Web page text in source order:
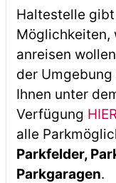
Haltestelle
Möglichkeiten,
anreisen
der
Ihnen unter
Verfügung
alle
Parkfelder,
Parkgaragen.